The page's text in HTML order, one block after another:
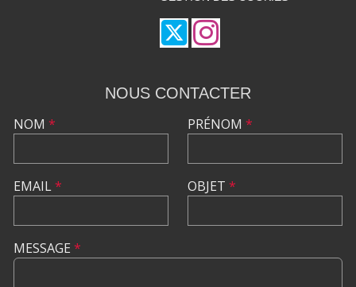
NOUS CONTACTER
NOM *
EMAIL*
PRÉNOM *
OBJET *
MESSAGE *